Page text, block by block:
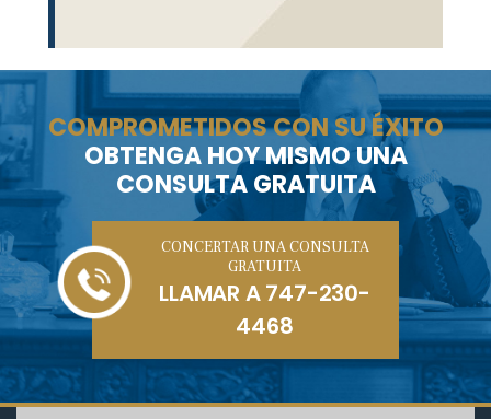
COMPROMETIDOS CON SU ÉXITO
OBTENGA HOY MISMO UNA
CONSULTA GRATUITA
CONCERTAR UNA CONSULTA
GRATUITA
LLAMAR A747-230-
4468